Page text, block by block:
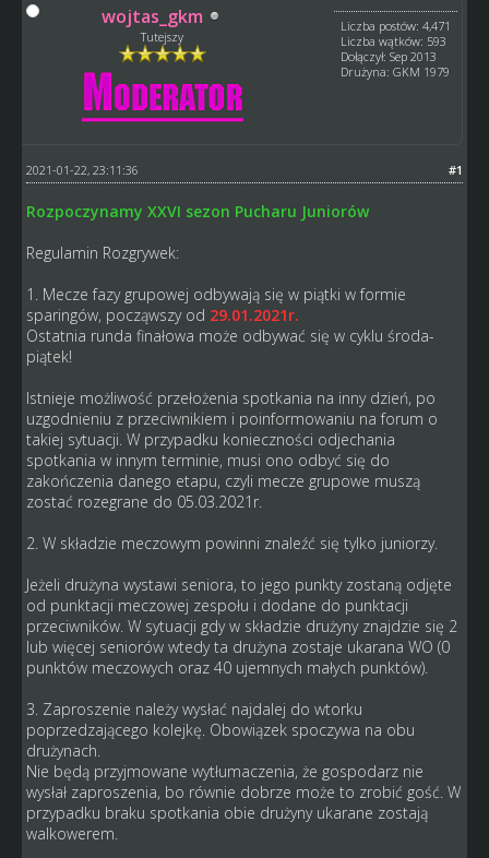
wojtas_gkm
Tutejszy
Liczba postów: 4,471
Liczba wątków: 593
Dołączył: Sep 2013
Drużyna: GKM 1979
#1
2021-01-22, 23:11:36
Rozpoczynamy XXVI sezon Pucharu Juniorów
Regulamin Rozgrywek:
1. Mecze fazy grupowej odbywają się w piątki w formie
sparingów, począwszy od 29.01.2021r.
Ostatnia runda finałowa może odbywać się w cyklu środa-
piątek!
Istnieje możliwość przełożenia spotkania na inny dzień, po
uzgodnieniu z przeciwnikiem i poinformowaniu na forum o
takiej sytuacji. W przypadku konieczności odjechania
spotkania w innym terminie, musi ono odbyć się do
zakończenia danego etapu, czyli mecze grupowe muszą
zostać rozegrane do 05.03.2021r.
2. W składzie meczowym powinni znaleźć się tylko juniorzy.
Jeżeli drużyna wystawi seniora, to jego punkty zostaną odjęte
od punktacji meczowej zespołu i dodane do punktacji
przeciwników. W sytuacji gdy w składzie drużyny znajdzie się 2
lub więcej seniorów wtedy ta drużyna zostaje ukarana WO (0
punktów meczowych oraz 40 ujemnych małych punktów).
3. Zaproszenie należy wysłać najdalej do wtorku
poprzedzającego kolejkę. Obowiązek spoczywa na obu
drużynach.
Nie będą przyjmowane wytłumaczenia, że gospodarz nie
wysłał zaproszenia, bo równie dobrze może to zrobić gość. W
przypadku braku spotkania obie drużyny ukarane zostają
walkowerem.